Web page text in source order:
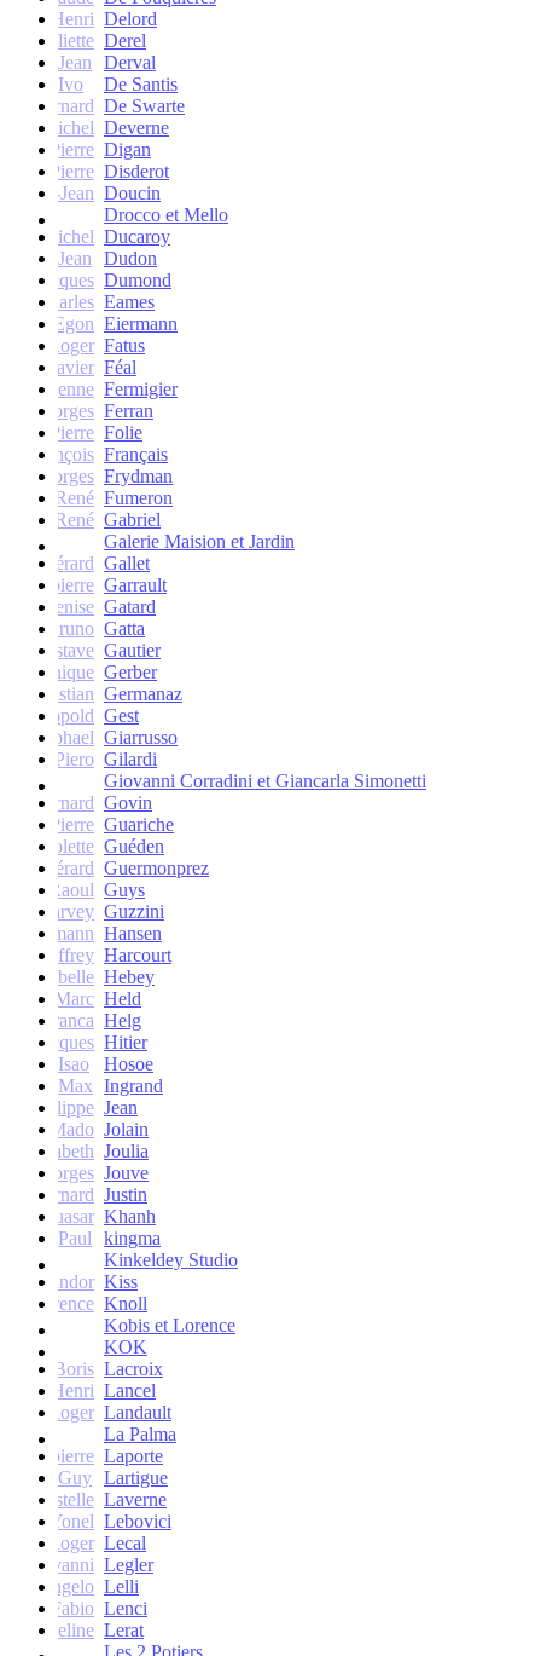
Henri Delord
Juliette Derel
Jean
Derval
Ivo
De Santis
Bernard De Swarte
Michel Deverne
Pierre Digan
Pierre Disderot
André-Jean Doucin
Drocco et Mello
Michel Ducaroy
Jean
Dudon
Jacques Dumond
Charles Eames
Egon Eiermann
Roger Fatus
Xavier Féal
Etienne Fermigier
Georges Ferran
Pierre Folie
François Français
Georges Frydman
René Fumeron
René Gabriel
Galerie Maision et Jardin
Gérard Gallet
Jean-pierre Garrault
Denise Gatard
Bruno Gatta
Gustave Gautier
Monique Gerber
Christian Germanaz
Léopold Gest
Raphael Giarrusso
Piero Gilardi
Giovanni Corradini et Giancarla Simonetti
Bernard Govin
Pierre Guariche
Colette Guéden
Gérard Guermonprez
Raoul Guys
Harvey Guzzini
Lehmann Hansen
Geoffrey Harcourt
Isabelle Hebey
Marc Held
Franca Helg
Jacques Hitier
Isao
Hosoe
Max Ingrand
Philippe Jean
Mado Jolain
Elisabeth Joulia
Georges Jouve
Bernard Justin
Quasar Khanh
Paul
kingma
Kinkeldey Studio
Sandor Kiss
Florence Knoll
Kobis et Lorence
KOK
Jean-Boris Lacroix
Henri Lancel
Roger Landault
La Palma
Jean-pierre Laporte
Guy Lartigue
et Estelle Laverne
Yonel Lebovici
Roger Lecal
Giovanni Legler
Angelo Lelli
Fabio Lenci
Jacqueline Lerat
Les 2 Potiers